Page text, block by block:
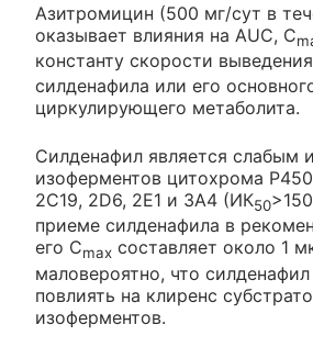
Азитромицин (500 мг/сут в
оказывает влияния на AUC, C
константу скорости
силденафила или его
циркулирующего метаболита.
Силденафил является слабым
изоферментов цитохрома
2С19, 2D6, 2Е1 и 3А4 (ИК50
приеме силденафила в
его Cmax составляет около 1
маловероятно, что
повлиять на клиренс
изоферментов.